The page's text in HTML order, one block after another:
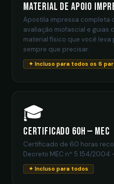
Material de Apoio
Apostila impressa completa
avaliação miofascial e
material físico que você
sempre que precisar.
✦ Incluso para todos os 6
🎓
Certificado 60h — MEC
Certificado de 60 horas
Decreto MEC nº 5.154/
✦ Incluso para todos